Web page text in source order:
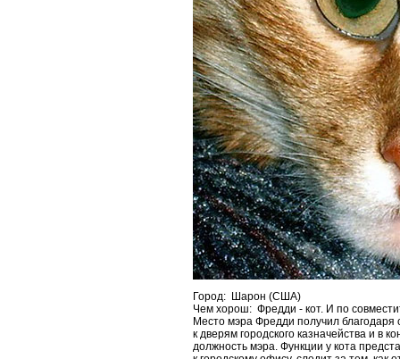
Город: Шарон (США)
Чем хорош: Фредди - кот. И по
Место мэра Фредди получил
к дверям городского казначейства и в
должность мэра. Функции у кота